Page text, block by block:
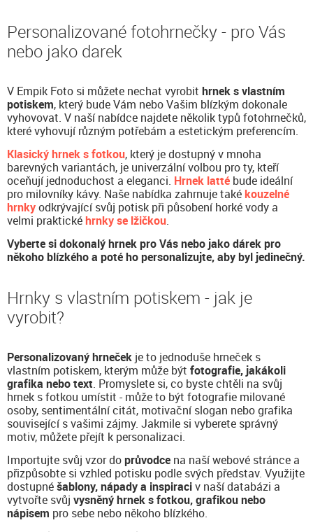
Personalizované fotohrnečky - pro Vás
nebo jako darek
V Empik Foto si můžete nechat vyrobit hrnek s vlastním
potiskem, který bude Vám nebo Vašim blízkým dokonale
vyhovovat. V naší nabídce najdete několik typů fotohrnečků,
které vyhovují různým potřebám a estetickým preferencím.
Klasický hrnek s fotkou, který je dostupný v mnoha
barevných variantách, je univerzální volbou pro ty, kteří
oceňují jednoduchost a eleganci. Hrnek latté bude ideální
pro milovníky kávy. Naše nabídka zahrnuje také kouzelné
hrnkyodkrývající svůj potisk při působení horké vody a
velmi praktickéhrnky se lžičkou.
Vyberte si dokonalý hrnek pro Vás nebo jako dárek pro
někoho blízkého a poté ho personalizujte, aby byl jedinečný.
Hrnky s vlastním potiskem - jak je
vyrobit?
Personalizovaný hrneček je to jednoduše hrneček s
vlastním potiskem, kterým může být fotografie, jakákoli
grafika nebo text. Promyslete si, co byste chtěli na svůj
hrnek s fotkou umístit - může to být fotografie milované
osoby, sentimentální citát, motivační slogan nebo grafika
související s vašimi zájmy. Jakmile si vyberete správný
motiv, můžete přejít k personalizaci.
Importujte svůj vzor doprůvodce na naší webové stránce a
přizpůsobte si vzhled potisku podle svých představ. Využijte
dostupnéšablony, nápady a inspiraciv naší databázi a
vytvořte svůj vysněný hrnek s fotkou, grafikou nebo
nápisem pro sebe nebo někoho blízkého.